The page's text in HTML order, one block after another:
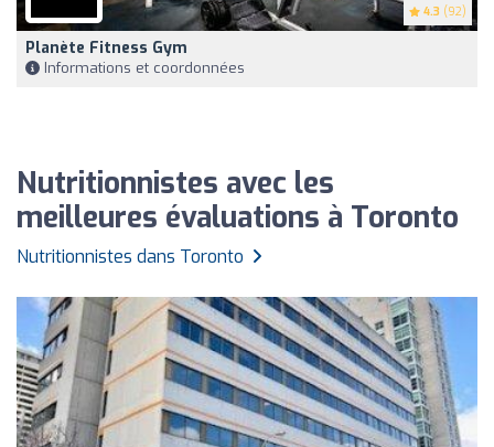
4.3 (92)
Planète Fitness Gym
Informations et coordonnées
Nutritionnistes avec les
meilleures évaluations à Toronto
Nutritionnistes dans Toronto